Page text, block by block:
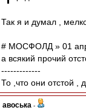
Так я и думал ,
# МОСФОЛД » 01
а всякий прочий
-------------
То ,что они отстой ,
авоська -